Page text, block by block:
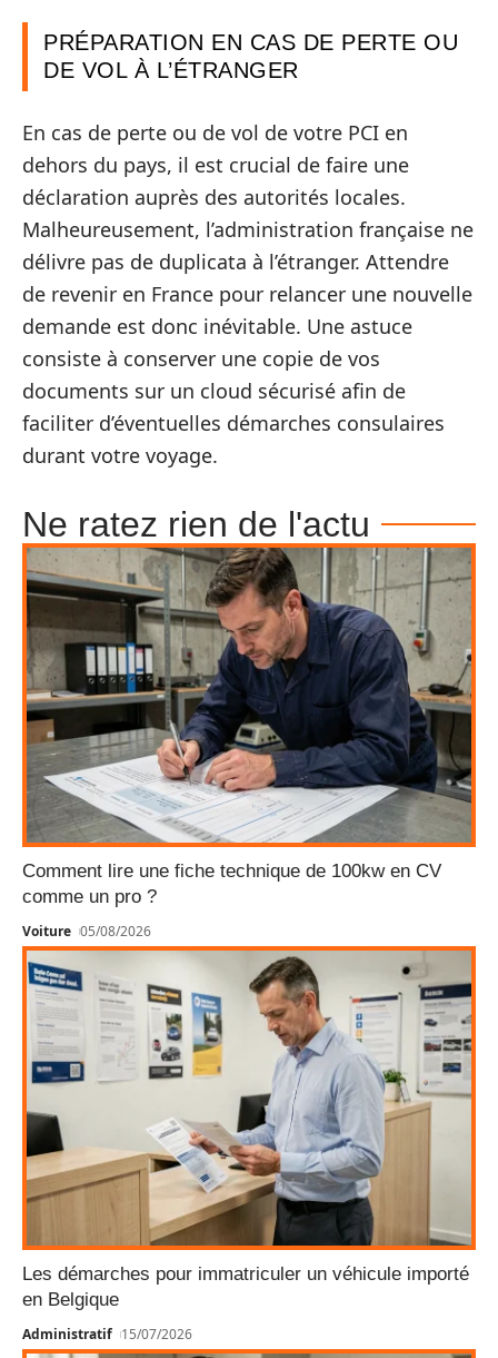
PRÉPARATION EN CAS DE PERTE OU
DE VOL À L’ÉTRANGER
En cas de perte ou de vol de votre PCI en
dehors du pays, il est crucial de faire une
déclaration auprès des autorités locales.
Malheureusement, l’administration française ne
délivre pas de duplicata à l’étranger. Attendre
de revenir en France pour relancer une nouvelle
demande est donc inévitable. Une astuce
consiste à conserver une copie de vos
documents sur un cloud sécurisé afin de
faciliter d’éventuelles démarches consulaires
durant votre voyage.
Ne ratez rien de l'actu
Comment lire une fiche technique de 100kw en CV
comme un pro ?
Voiture 05/08/2026
Les démarches pour immatriculer un véhicule importé
en Belgique
Administratif 15/07/2026